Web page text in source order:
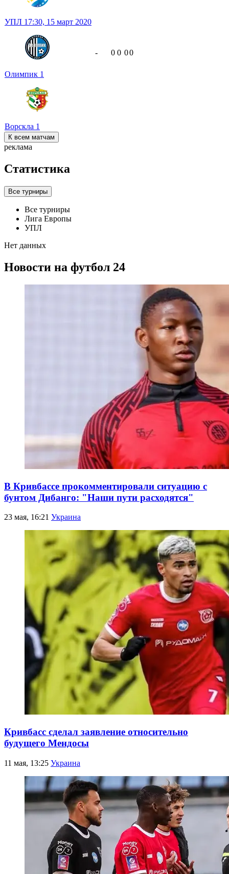
УПЛ 17:30, 15 март 2020
Олимпик 1
Ворскла 1
- 0 0 00
К всем матчам
реклама
Статистика
Все турниры
Все турниры
Лига Европы
УПЛ
Нет данных
Новости на футбол 24
В Кривбассе прокомментировали ситуацию с
бунтом Дибанго: "Наши пути расходятся"
23 мая, 16:21 Украина
Кривбасс сделал заявление относительно
будущего Мендосы
11 мая, 13:25 Украина